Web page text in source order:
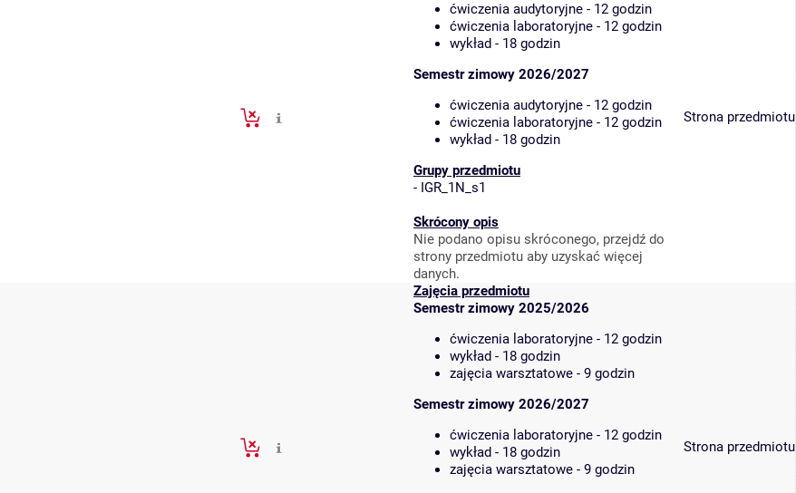
ćwiczenia audytoryjne - 12 godzin
ćwiczenia laboratoryjne - 12 godzin
wykład - 18 godzin
Semestr zimowy 2026/2027
ćwiczenia audytoryjne - 12 godzin
ćwiczenia laboratoryjne - 12 godzin
wykład - 18 godzin
Grupy przedmiotu
- IGR_1N_s1
Skrócony opis
Nie podano opisu skróconego, przejdź do
strony przedmiotu aby uzyskać więcej
danych.
Strona przedmiotu
Zajęcia przedmiotu
Semestr zimowy 2025/2026
ćwiczenia laboratoryjne - 12 godzin
wykład - 18 godzin
zajęcia warsztatowe - 9 godzin
Semestr zimowy 2026/2027
ćwiczenia laboratoryjne - 12 godzin
wykład - 18 godzin
zajęcia warsztatowe - 9 godzin
Strona przedmiotu